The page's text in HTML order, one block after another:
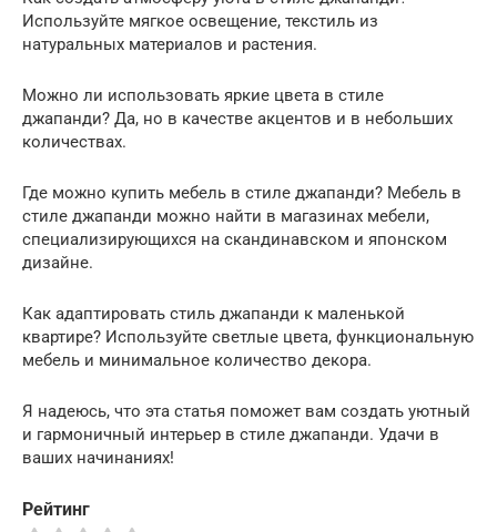
Используйте мягкое освещение, текстиль из
натуральных материалов и растения.
Можно ли использовать яркие цвета в стиле
джапанди? Да, но в качестве акцентов и в небольших
количествах.
Где можно купить мебель в стиле джапанди? Мебель в
стиле джапанди можно найти в магазинах мебели,
специализирующихся на скандинавском и японском
дизайне.
Как адаптировать стиль джапанди к маленькой
квартире? Используйте светлые цвета, функциональную
мебель и минимальное количество декора.
Я надеюсь, что эта статья поможет вам создать уютный
и гармоничный интерьер в стиле джапанди. Удачи в
ваших начинаниях!
Рейтинг